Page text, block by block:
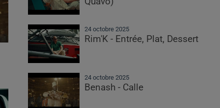
24 octobre 2025
Rim'K - Entrée, Plat, Dessert
24 octobre 2025
Benash - Calle